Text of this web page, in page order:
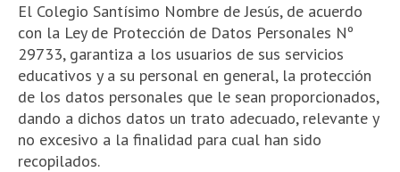
El Colegio Santísimo Nombre de Jesús, de acuerdo
con la Ley de Protección de Datos Personales Nº
29733, garantiza a los usuarios de sus servicios
educativos y a su personal en general, la protección
de los datos personales que le sean proporcionados,
dando a dichos datos un trato adecuado, relevante y
no excesivo a la finalidad para cual han sido
recopilados.